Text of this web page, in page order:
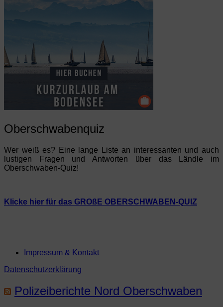
Oberschwabenquiz
Wer weiß es? Eine lange Liste an interessanten und auch
lustigen Fragen und Antworten über das Ländle im
Oberschwaben-Quiz!
Klicke hier für das GROßE OBERSCHWABEN-QUIZ
Impressum & Kontakt
Datenschutzerklärung
Polizeiberichte Nord Oberschwaben